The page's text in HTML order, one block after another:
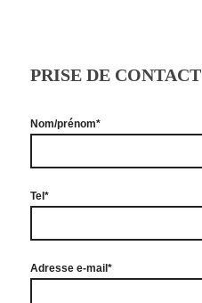
PRISE DE CONTACT
Nom/prénom*
Tel*
Adresse e-mail*